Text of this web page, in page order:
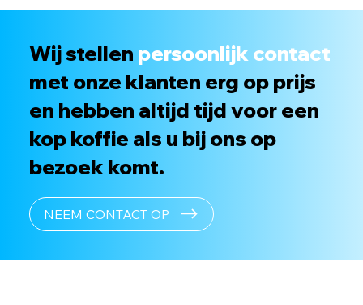
NEEM CONTACT OP
Wij stellen persoonlijk contact
met onze klanten erg op prijs
en hebben altijd tijd voor een
kop koffie als u bij ons op
bezoek komt.